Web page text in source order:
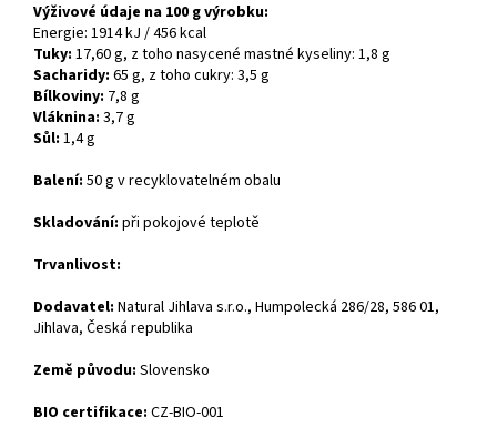
Výživové údaje na 100 g výrobku:
Energie: 1914 kJ / 456 kcal
Tuky: 17,60 g, z toho nasycené mastné kyseliny: 1,8 g
Sacharidy: 65 g, z toho cukry: 3,5 g
Bílkoviny: 7,8 g
Vláknina: 3,7 g
Sůl: 1,4 g
Balení: 50 g v recyklovatelném obalu
Skladování: při pokojové teplotě
Trvanlivost:
Dodavatel: Natural Jihlava s.r.o., Humpolecká 286/28, 586 01,
Jihlava, Česká republika
Země původu: Slovensko
BIO certifikace: CZ-BIO-001